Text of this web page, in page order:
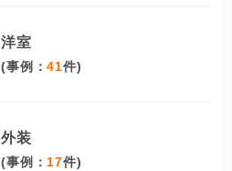
洋室
(事例：41件)
外装
(事例： 17件)